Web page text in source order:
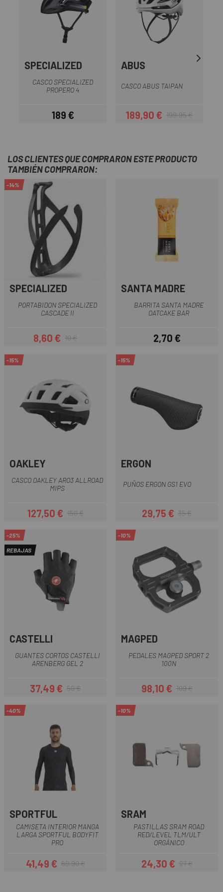
SPECIALIZED
CASCO SPECIALIZED
PROPERO 4
Precio
189 €
ABUS
CASCO ABUS TAIPAN
Precio
189,90 €Precio regular
199,95 €
LOS CLIENTES QUE COMPRARON ESTE PRODUCTO
TAMBIÉN COMPRARON:
-14%
SPECIALIZED
PORTABIDON SPECIALIZED
CASCADE II
Precio
8,60 €Precio regular
10 €
SANTA MADRE
BARRITA SANTA MADRE
OATCAKE BAR
Precio
2,70 €
-15%
OAKLEY
CASCO OAKLEY ARO3 ALLROAD
MIPS
Precio
127,50 €Precio regular
150 €
-15%
ERGON
PUÑOS ERGON GS1 EVO
Precio
29,75 €Precio regular
35 €
-25%
REBAJAS
CASTELLI
GUANTES CORTOS CASTELLI
ARENBERG GEL 2
Precio
37,49 €Precio regular
50 €
-10%
MAGPED
PEDALES MAGPED SPORT 2
100N
Precio
98,10 €Precio regular
109 €
-40%
SPORTFUL
CAMISETA INTERIOR MANGA
LARGA SPORTFUL BODYFIT
PRO
Precio
41,49 €Precio regular
69,90 €
-10%
SRAM
PASTILLAS SRAM ROAD
RED/LEVEL TLM/ULT
ORGÁNICO
Precio
24,30 €Precio regular
27 €